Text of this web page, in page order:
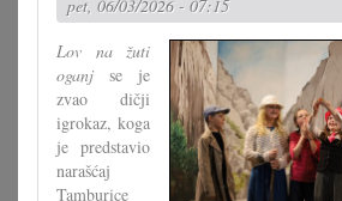
pet, 06/03/2026 - 07:15
Lov na žuti
oganj se je
zvao dičji
igrokaz, koga
je predstavio
narašćaj
Tamburice